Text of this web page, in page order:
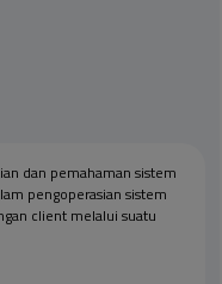
dan pemahaman sistem
pengoperasian sistem
client melalui suatu